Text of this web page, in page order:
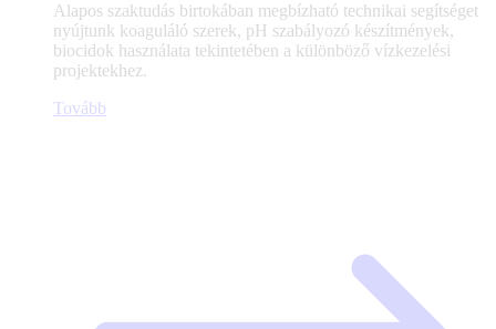
Alapos szaktudás birtokában megbízható technikai segítséget
nyújtunk koaguláló szerek, pH szabályozó készítmények,
biocidok használata tekintetében a különböző vízkezelési
projektekhez.
Tovább